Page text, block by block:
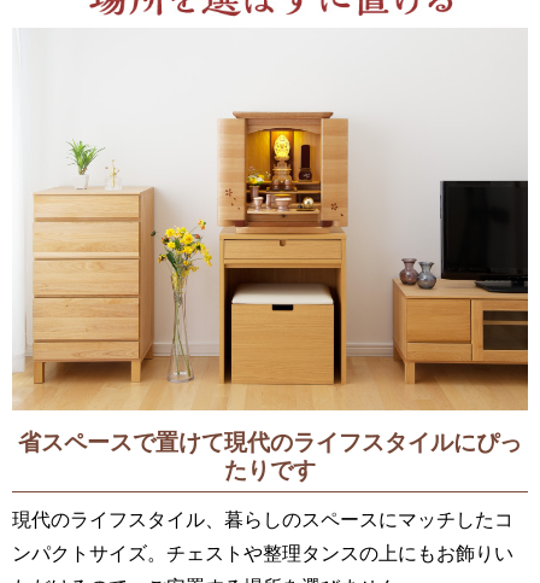
省スペースで置けて現代のライフスタイルにぴっ
たりです
現代のライフスタイル、暮らしのスペースにマッチしたコ
ンパクトサイズ。チェストや整理タンスの上にもお飾りい